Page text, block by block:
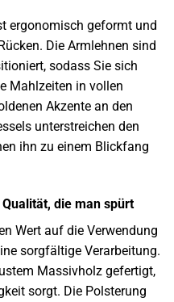
ergonomisch geformt und
Die Armlehnen sind
sodass Sie sich
Mahlzeiten in vollen
Akzente an den
unterstreichen den
ihn zu einem Blickfang
die man spürt
Wert auf die Verwendung
sorgfältige Verarbeitung.
Massivholz gefertigt,
sorgt. Die Polsterung